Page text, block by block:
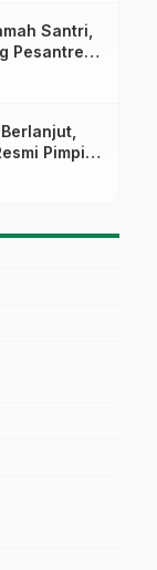
Santri,
Pesantren’
Pimpin